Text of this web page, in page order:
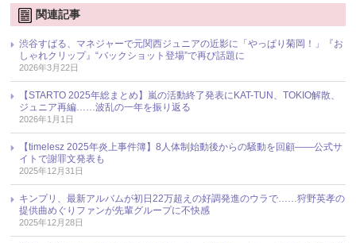
関連記事
渋谷すばる、マネジャーで元関西ジュニアの近影に「やっぱり菊岡！」『お
しゃれクリップ』“バックショット登場”で再び話題に
2026年3月22日
【STARTO 2025年総まとめ】嵐の活動終了発表にKAT-TUN、TOKIO解散、
ジュニア再編……波乱の一年を振り返る
2026年1月1日
【timelesz 2025年炎上事件簿】8人体制始動後からの騒動を回顧――公式サ
イトで謝罪文発表も
2025年12月31日
キンプリ、最新アルバムが初日22万超えの好調発進のウラで……狩野英孝の
提供曲めぐりファンが先輩グループに不快感
2025年12月28日